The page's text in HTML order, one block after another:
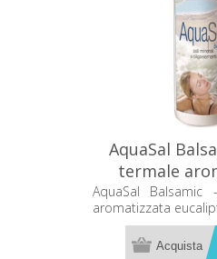
AquaSal
termale
eucalipto 1 lt
AquaSal
aromatizzata